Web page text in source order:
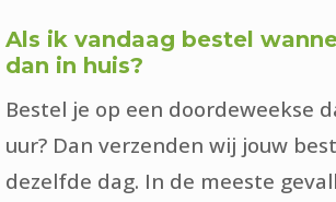
Als ik vandaag bestel
dan in huis?
Bestel je op een doordeweekse
uur? Dan verzenden wij jouw
dezelfde dag. In de meeste